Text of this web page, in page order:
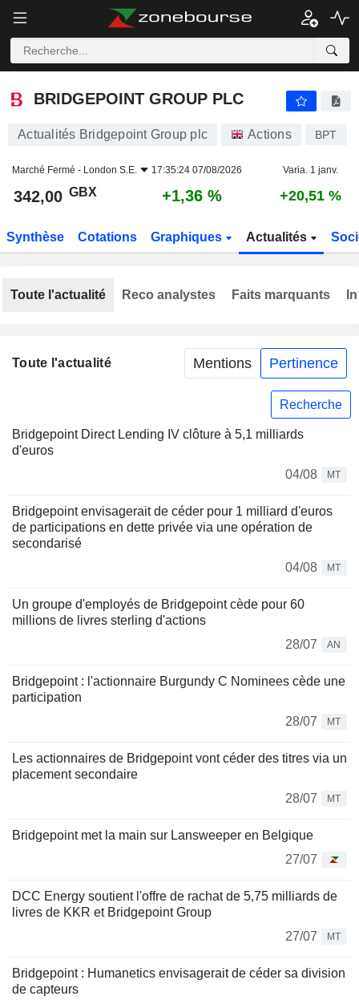
BRIDGEPOINT GROUP PLC
BRIDGEPOINT GROUP PLC
Actualités Bridgepoint Group plc Actions BPT
Marché Fermé - London S.E. 17:35:24 07/08/2026 Varia. 1 janv.
342,00 GBX +1,36 % +20,51 %
Synthèse Cotations Graphiques Actualités
Toute l'actualité Mentions Pertinence
Recherche
Bridgepoint Direct Lending IV clôture à 5,1 milliards
d'euros
04/08
MT
Bridgepoint envisagerait de céder pour 1 milliard d'euros
de participations en dette privée via une opération de
secondarisé
04/08
MT
Un groupe d'employés de Bridgepoint cède pour 60
millions de livres sterling d'actions
28/07
AN
Bridgepoint : l'actionnaire Burgundy C Nominees cède une
participation
28/07
MT
Les actionnaires de Bridgepoint vont céder des titres via un
placement secondaire
28/07
MT
Bridgepoint met la main sur Lansweeper en Belgique
27/07
DCC Energy soutient l'offre de rachat de 5,75 milliards de
livres de KKR et Bridgepoint Group
27/07
MT
Bridgepoint : Humanetics envisagerait de céder sa division
de capteurs
Toute l'actualité Reco analystes Faits marquants